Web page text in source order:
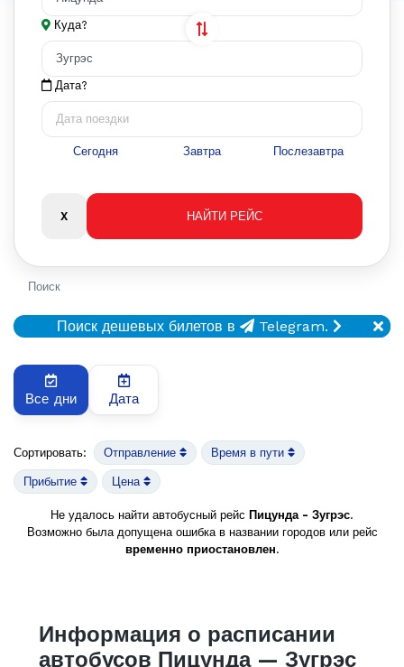
Куда?
Дата?
Сегодня Завтра Послезавтра
Поиск
Поиск дешевых билетов в Telegram.
Все дни Дата
Сортировать: Отправление Время в пути
Прибытие Цена
Не удалось найти автобусный рейс Пицунда - Зугрэс.
Возможно была допущена ошибка в названии городов или рейс
временно приостановлен.
Информация о расписании
автобусов Пицунда — Зугрэс